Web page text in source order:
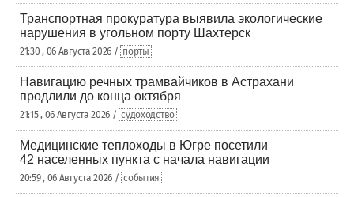
Транспортная прокуратура выявила экологические
нарушения в угольном порту Шахтерск
21:30 , 06 Августа 2026 / порты
Навигацию речных трамвайчиков в Астрахани
продлили до конца октября
21:15 , 06 Августа 2026 / судоходство
Медицинские теплоходы в Югре посетили
42 населенных пункта с начала навигации
20:59 , 06 Августа 2026 / события